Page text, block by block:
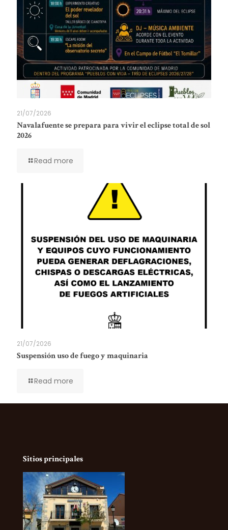
21/07/2026
Navalafuente se prepara para vivir el eclipse total de sol
2026
Read more
21/07/2026
Suspensión uso de fuego y maquinaria
Read more
Sitios principales